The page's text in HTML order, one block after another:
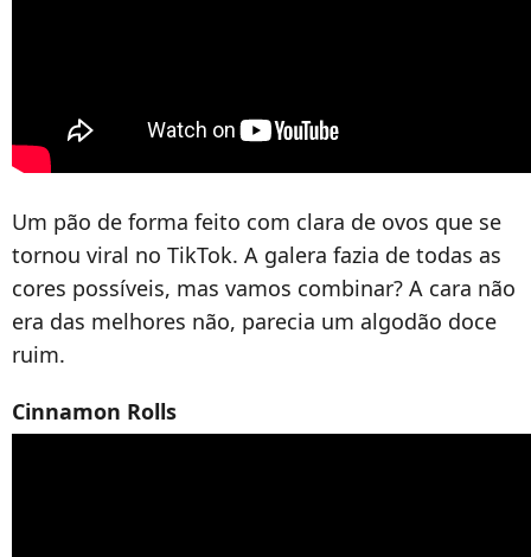
Um pão de forma feito com clara de ovos que se
tornou viral no TikTok. A galera fazia de todas as
cores possíveis, mas vamos combinar? A cara não
era das melhores não, parecia um algodão doce
ruim.
Cinnamon Rolls